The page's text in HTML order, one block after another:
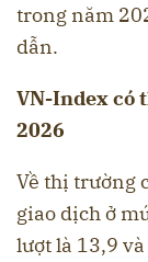
trong năm
dẫn.
VN-Index có
2026
Về thị trường
giao dịch ở
lượt là 13,9